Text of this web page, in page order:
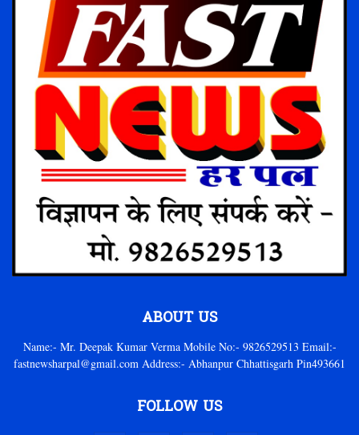
ABOUT US
Name:- Mr. Deepak Kumar Verma Mobile No:- 9826529513 Email:-
fastnewsharpal@gmail.com Address:- Abhanpur Chhattisgarh Pin493661
FOLLOW US